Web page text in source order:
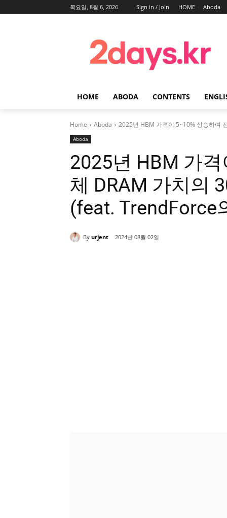
목요일, 8월 6, 2026 Sign in / Join HOME Aboda
HOME ABODA CONTENTS
Home Aboda 2025년 HBM 가격이 5~10% 상승하여
Aboda
2025년 HBM 가
체 DRAM 가치의
(feat. TrendForce
By urjent 2024년 08월 02일